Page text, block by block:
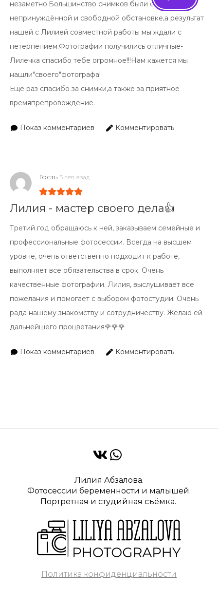
незаметно.Большинство снимков были сделаны в
непринуждённой и свободной обстановке,а результат
нашей с Лилией совместной работы мы ждали с
нетерпением.Фотографии получились отличные-
Лилечка спасибо тебе огромное!!!Нам кажется мы
нашли"своего"фотографа!
Ещё раз спасибо за снимки,а также за приятное
времяпрепровождение.
Показ комментариев Комментировать
Гость 5 летназад
Лилия - мастер своего дела👍
Третий год обращаюсь к ней, заказываем семейные и
профессиональные фотосессии. Всегда на высшем
уровне, очень ответственно подходит к работе,
выполняет все обязательства в срок. Очень
качественные фотографии. Лилия, выслушивает все
пожелания и помогает с выбором фотостудии. Очень
рада нашему знакомству и сотрудничеству. Желаю ей
дальнейшего процветания🌹🌹🌹
Показ комментариев Комментировать
Лилия Абзалова.
Фотосессии беременности и малышей.
Портретная и студийная съёмка.
Политика конфиденциальности